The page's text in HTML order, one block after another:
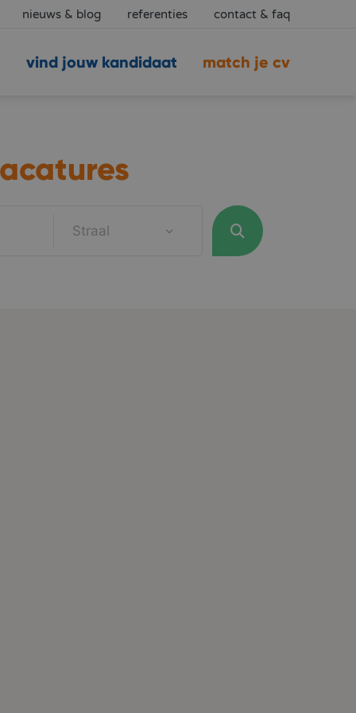
nieuws & blog referenties contact & faq
match je cv
vind jouw kandidaat
Straal